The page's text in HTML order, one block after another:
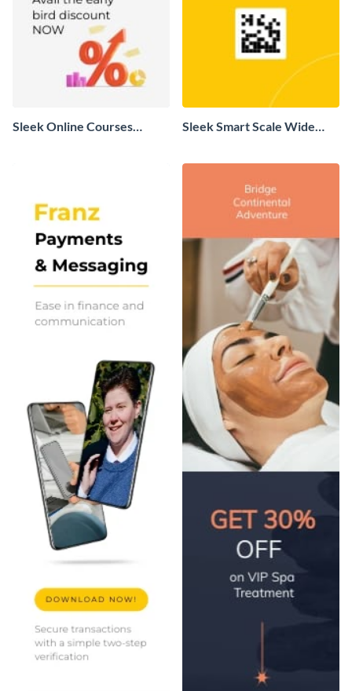
Sleek Online Courses
Sleek Smart Scale Wide